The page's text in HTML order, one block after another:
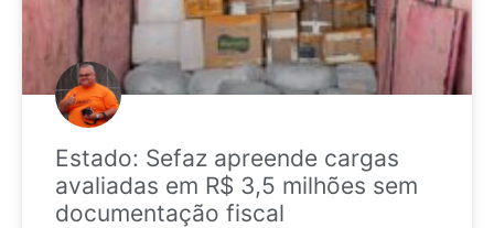
Estado: Sefaz apreende cargas
avaliadas em R$ 3,5 milhões sem
documentação fiscal